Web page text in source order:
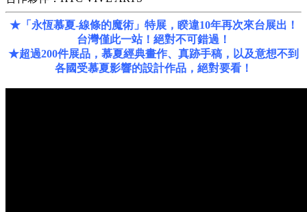
★「永恆慕夏-線條的魔術」特展，睽違10年再次來台展出！
台灣僅此一站！絕對不可錯過！
★超過200件展品，慕夏經典畫作、真跡手稿，以及意想不到
各國受慕夏影響的設計作品，絕對要看！